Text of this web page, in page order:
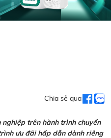
Chia sẻ qua
trên hành trình chuyển
ưu đãi hấp dẫn dành riêng